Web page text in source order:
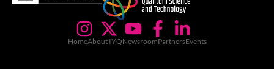
HomeAbout IYQNewsroomPartnersEvents